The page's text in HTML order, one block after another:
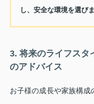
し、安全な環境を選び
3. 将来のライフスタ
のアドバイス
お子様の成長や家族構